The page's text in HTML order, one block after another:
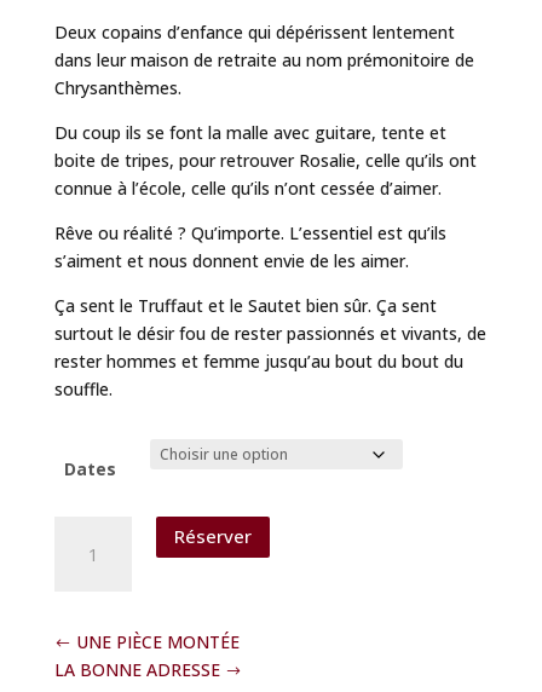
Deux copains d’enfance qui dépérissent lentement
dans leur maison de retraite au nom prémonitoire de
Chrysanthèmes.
Du coup ils se font la malle avec guitare, tente et
boite de tripes, pour retrouver Rosalie, celle qu’ils ont
connue à l’école, celle qu’ils n’ont cessée d’aimer.
Rêve ou réalité ? Qu’importe. L’essentiel est qu’ils
s’aiment et nous donnent envie de les aimer.
Ça sent le Truffaut et le Sautet bien sûr. Ça sent
surtout le désir fou de rester passionnés et vivants, de
rester hommes et femme jusqu’au bout du bout du
souffle.
Dates
JIM
ET
Réserver
UNE PIÈCE MONTÉE
LA BONNE ADRESSE